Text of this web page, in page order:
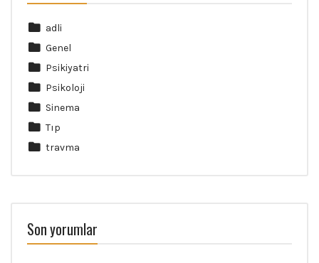
adli
Genel
Psikiyatri
Psikoloji
Sinema
Tıp
travma
Son yorumlar